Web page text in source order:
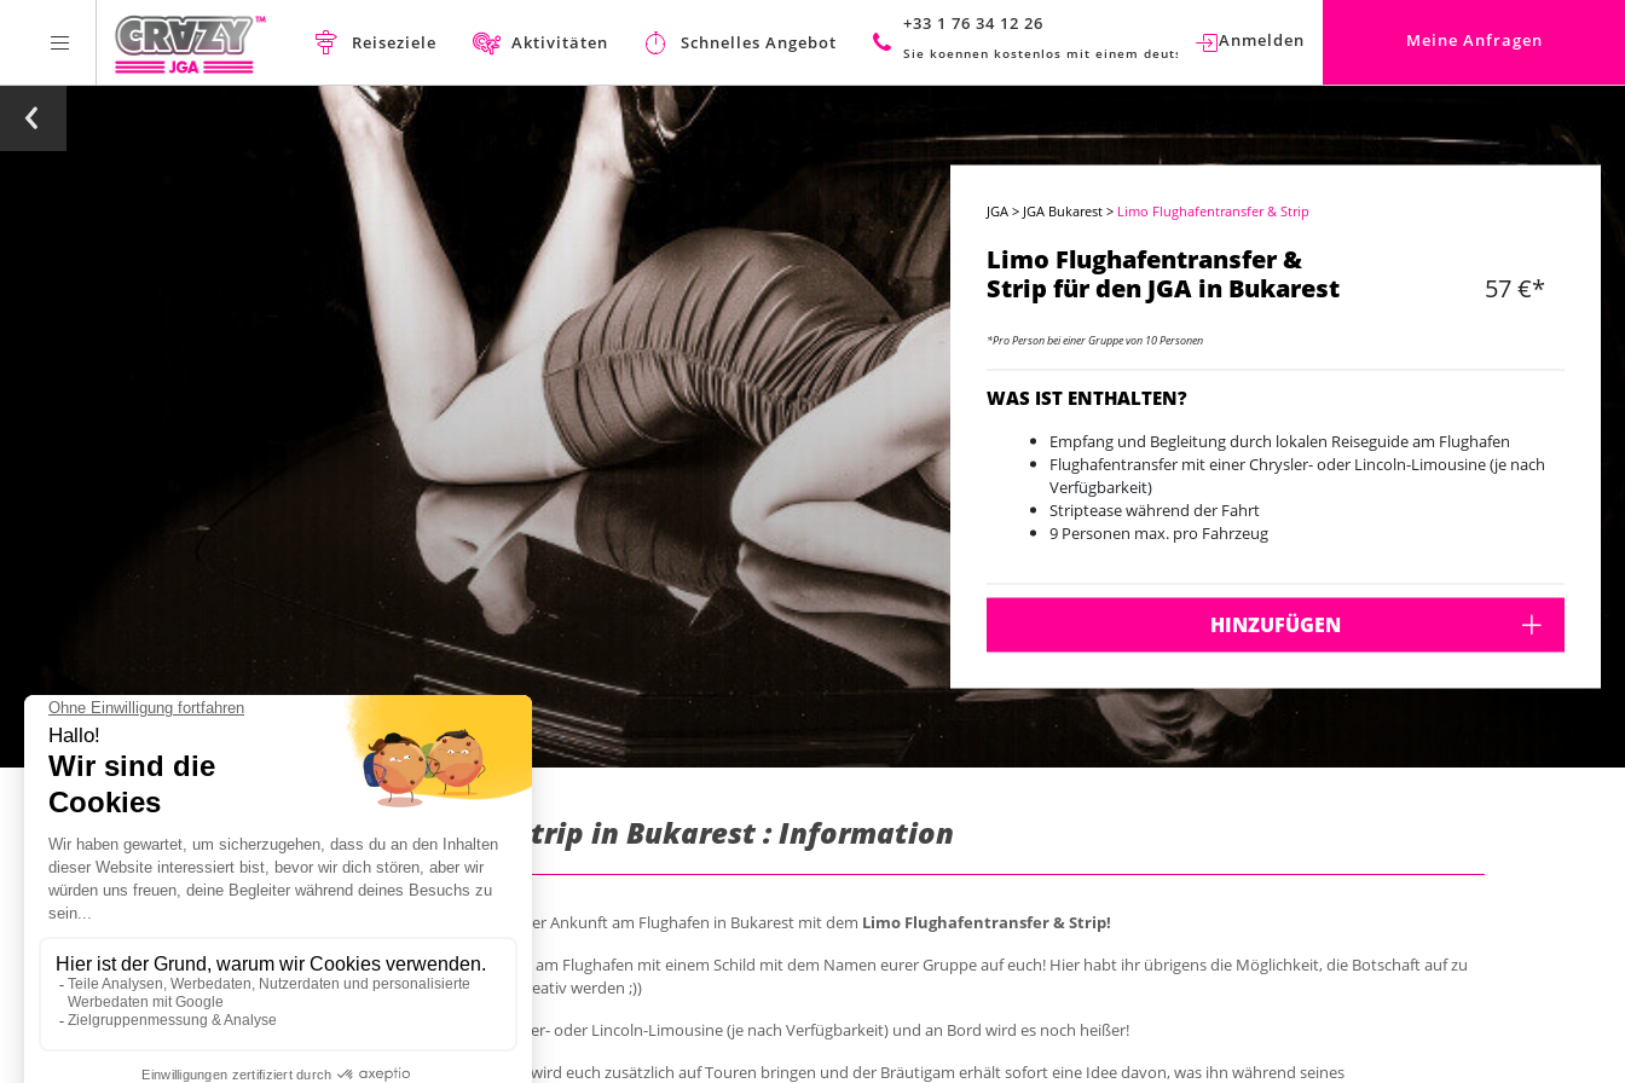
Reiseziele Aktivitäten Schnelles Angebot
+33 1 76 34 12 26
Sie koennen kostenlos mit einem deutschen Berater sprechen.
Anmelden Meine Anfragen
JGA > JGA Bukarest > Limo Flughafentransfer & Strip
Limo Flughafentransfer &
Strip für den JGA in Bukarest
57 €*
*Pro Person bei einer Gruppe von 10 Personen
WAS IST ENTHALTEN?
Empfang und Begleitung durch lokalen Reiseguide am Flughafen
Flughafentransfer mit einer Chrysler- oder Lincoln-Limousine (je nach
Verfügbarkeit)
Striptease während der Fahrt
9 Personen max. pro Fahrzeug
HINZUFÜGEN
Limo Flughafentransfer & Strip in Bukarest : Information
Überrascht den zukünftigen Bräutigam direkt nach eurer Ankunft am Flughafen in Bukarest mit dem Limo Flughafentransfer & Strip!
Eine charmante Reiseführerin wartet bei eurer Ankunft am Flughafen mit einem Schild mit dem Namen eurer Gruppe auf euch! Hier habt ihr übrigens die Möglichkeit, die Botschaft auf zu
dem Schild zu personalisieren und ihr könnt absolut kreativ werden ;))
Sie bringt euch dann zum heißen Schlitter: einer Chrysler- oder Lincoln-Limousine (je nach Verfügbarkeit) und an Bord wird es noch heißer!
Eine Stripshow von einer sexy rumänischen Stripperin wird euch zusätzlich auf Touren bringen und der Bräutigam erhält sofort eine Idee davon, was ihn während seines